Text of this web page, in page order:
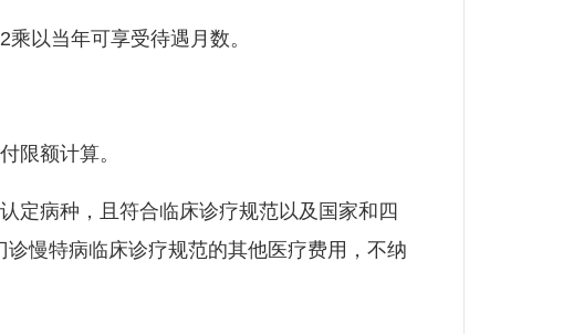
以当年可享受待遇月数。
额计算。
病种，且符合临床诊疗规范以及国家和四
慢特病临床诊疗规范的其他医疗费用，不纳